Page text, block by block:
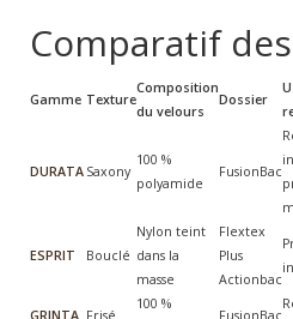
Comparatif
Gamme Texture
Composition
du velours
Dossier
DURATA Saxony
100 %
polyamide
FusionBac
ESPRIT Bouclé
Nylon teint
dans la
masse
Flextex
Plus
Actionbac
100 %